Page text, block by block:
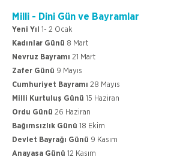
Milli - Dini Gün ve Bayramlar
Yeni Yıl
1- 2 Ocak
Kadınlar Günü 8 Mart
Nevruz Bayramı 21 Mart
Zafer Günü 9 Mayıs
Cumhuriyet Bayramı 28 Mayıs
Milli Kurtuluş Günü 15 Haziran
Ordu Günü 26 Haziran
Bağımsızlık Günü 18 Ekim
Devlet Bayrağı Günü 9 Kasım
Anayasa Günü 12 Kasım